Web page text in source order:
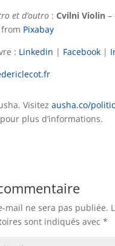
et d’outro: Cvilni Violin–
from Pixabay
: Linkedin | Facebook |
Visitez ausha.co/
plus d’informations.
mail ne sera pas publiée.
sont indiqués avec *